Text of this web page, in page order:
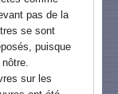
pas de la
se sont
puisque
sur les